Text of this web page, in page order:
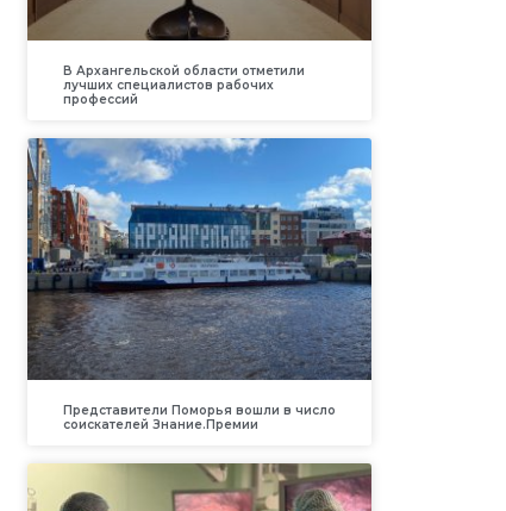
В Архангельской области отметили
лучших специалистов рабочих
профессий
Представители Поморья вошли в число
соискателей Знание.Премии